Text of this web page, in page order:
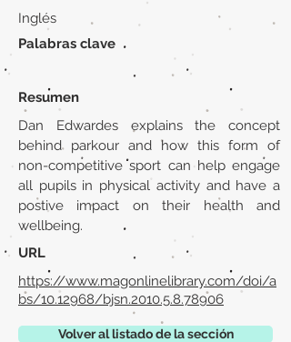
Inglés
Palabras clave
Resumen
Dan Edwardes explains the concept
behind parkour and how this form of
non-competitive sport can help engage
all pupils in physical activity and have a
postive impact on their health and
wellbeing.
URL
https://www.magonlinelibrary.com/doi/a
bs/10.12968/bjsn.2010.5.8.78906
Volver al listado de la sección